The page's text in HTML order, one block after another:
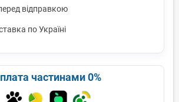
відправкою
по Україні
частинами 0%